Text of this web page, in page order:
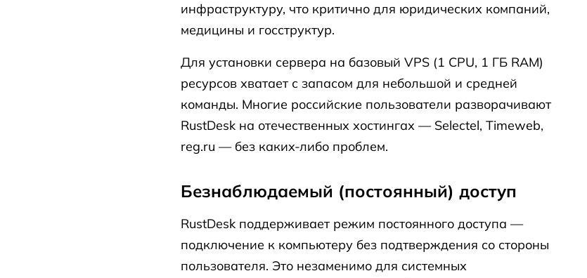
инфраструктуру, что критично для юридических компаний,
медицины и госструктур.
Для установки сервера на базовый VPS (1 CPU, 1 ГБ RAM)
ресурсов хватает с запасом для небольшой и средней
команды. Многие российские пользователи разворачивают
RustDesk на отечественных хостингах — Selectel, Timeweb,
reg.ru — без каких-либо проблем.
Безнаблюдаемый (постоянный) доступ
RustDesk поддерживает режим постоянного доступа —
подключение к компьютеру без подтверждения со стороны
пользователя. Это незаменимо для системных